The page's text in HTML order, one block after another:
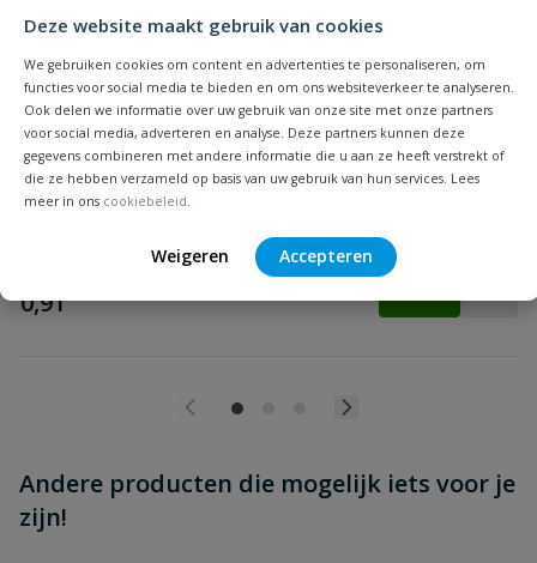
Deze website maakt gebruik van cookies
We gebruiken cookies om content en advertenties te personaliseren, om
functies voor social media te bieden en om ons websiteverkeer te analyseren.
Ook delen we informatie over uw gebruik van onze site met onze partners
voor social media, adverteren en analyse. Deze partners kunnen deze
gegevens combineren met andere informatie die u aan ze heeft verstrekt of
die ze hebben verzameld op basis van uw gebruik van hun services. Lees
meer in ons cookiebeleid
Weigeren Accepteren
Beoordeling versturen
Waelbers ruitersteunen verzinkt
Op voorraad
€
0,91
Andere producten die mogelijk iets voor je
zijn!